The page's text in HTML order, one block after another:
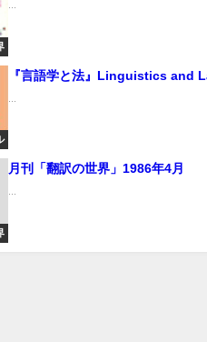
『言語学と法』Linguistics and
月刊「翻訳の世界」1986年4月
...